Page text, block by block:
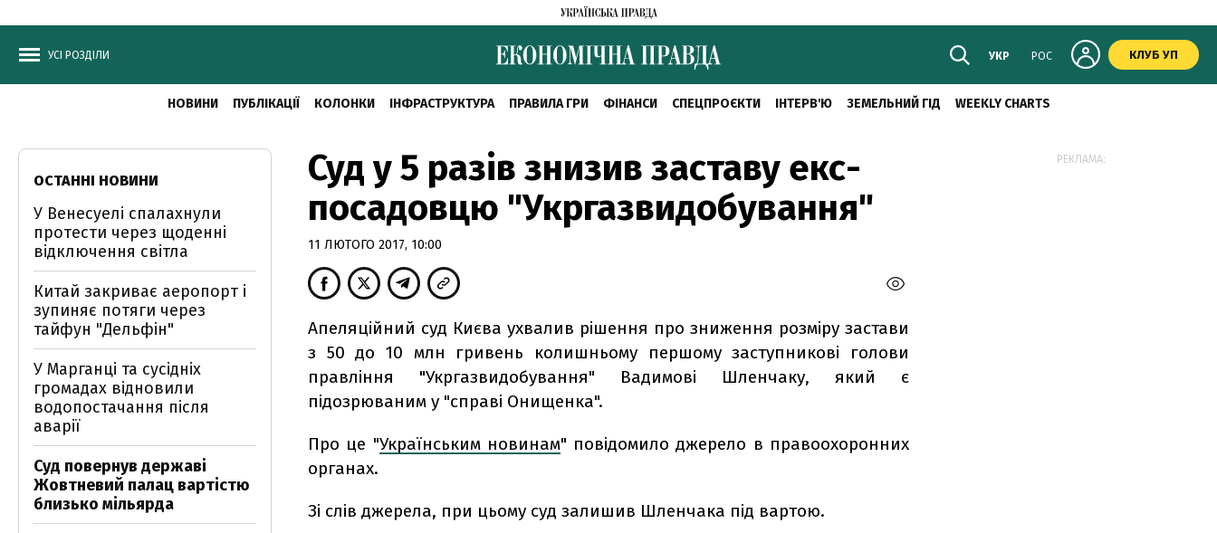
УСІ РОЗДІЛИ УКР РОС КЛУБ УП
НОВИНИ ПУБЛІКАЦІЇ КОЛОНКИ ІНФРАСТРУКТУРА ПРАВИЛА ГРИ ФІНАНСИ СПЕЦПРОЄКТИ ІНТЕРВ'Ю ЗЕМЕЛЬНИЙ ГІД WEEKLY CHARTS
Суд у 5 разів знизив заставу екс-
посадовцю "Укргазвидобування"
11 ЛЮТОГО 2017, 10:00
Апеляційний суд Києва ухвалив рішення про зниження розміру застави
з 50 до 10 млн гривень колишньому першому заступникові голови
правління "Укргазвидобування" Вадимові Шленчаку, який є
підозрюваним у "справі Онищенка".
Про це "Українським новинам" повідомило джерело в правоохоронних
органах.
Зі слів джерела, при цьому суд залишив Шленчака під вартою.
ОСТАННІ НОВИНИ
У Венесуелі спалахнули
протести через щоденні
відключення світла
Китай закриває аеропорт і
зупиняє потяги через
тайфун "Дельфін"
У Марганці та сусідніх
громадах відновили
водопостачання після
аварії
Суд повернув державі
Жовтневий палац вартістю
близько мільярда
РЕКЛАМА: